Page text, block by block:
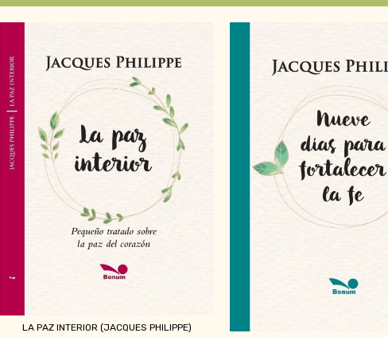
LA PAZ INTERIOR (JACQUES PHILIPPE)